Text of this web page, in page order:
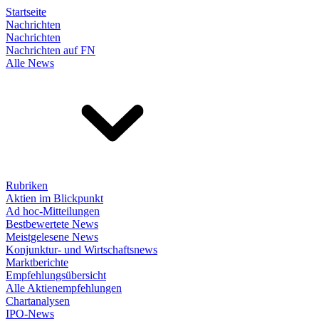
Startseite
Nachrichten
Nachrichten
Nachrichten auf FN
Alle News
Rubriken
Aktien im Blickpunkt
Ad hoc-Mitteilungen
Bestbewertete News
Meistgelesene News
Konjunktur- und Wirtschaftsnews
Marktberichte
Empfehlungsübersicht
Alle Aktienempfehlungen
Chartanalysen
IPO-News